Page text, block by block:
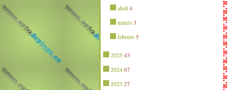
abril 4
marzo 3
febrero 5
202543
202467
2023 27